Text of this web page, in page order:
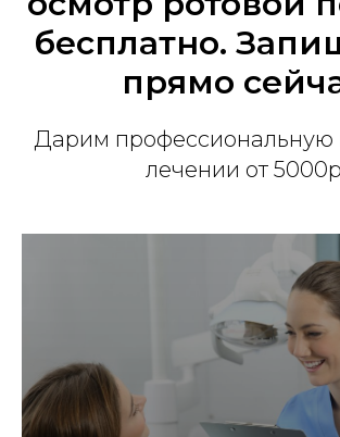
бесплатно.
прямо
Дарим профессиональную
лечении от 5000р